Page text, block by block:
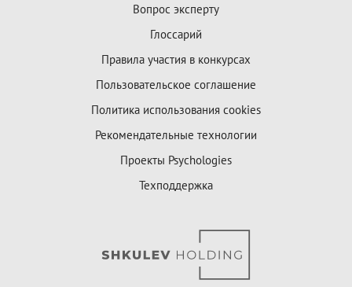
Вопрос эксперту
Глоссарий
Правила участия в конкурсах
Пользовательское соглашение
Политика использования cookies
Рекомендательные технологии
Проекты Psychologies
Техподдержка